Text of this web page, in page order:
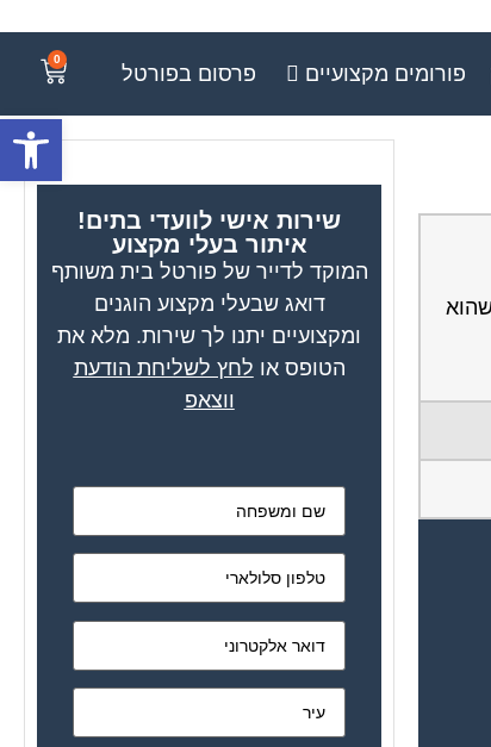
פתח
פורומים מקצועיים פרסום בפורטל
0
שירות אישי לוועדי בתים!
איתור בעלי מקצוע
המוקד לדייר של פורטל בית משותף
דואג שבעלי מקצוע הוגנים
ומקצועיים יתנו לך שירות. מלא את
הטופס או לחץ לשליחת הודעת
ווצאפ